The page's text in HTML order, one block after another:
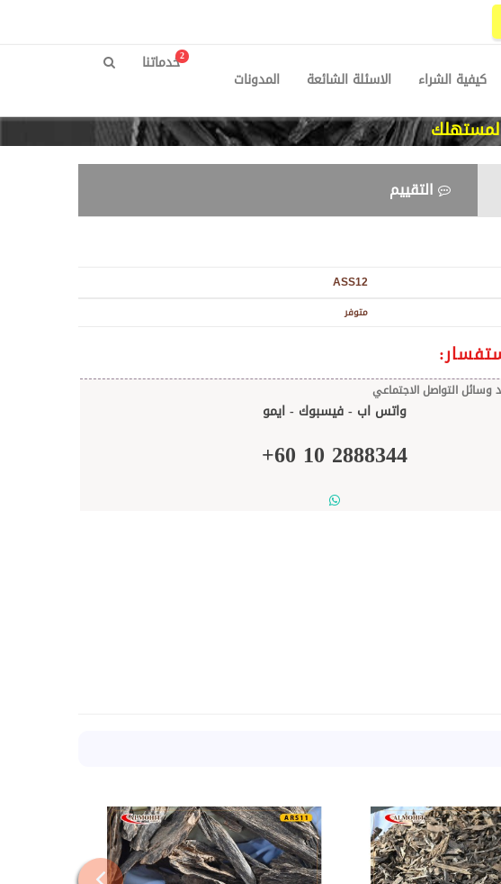
خدماتنا2
كيفية الشراء الاسئلة الشائعة المدونات
التقييم
ASS12
متوفر
وسائل التواصل الاجتماعي
واتس اب - فيسبوك - ايمو
+60 10 2888344